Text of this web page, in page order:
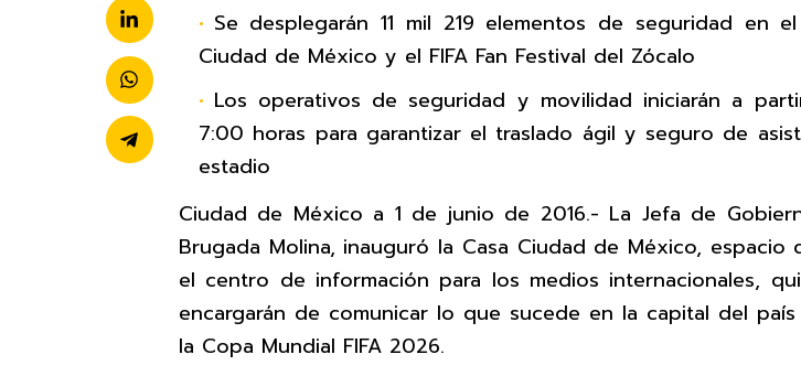
Se desplegarán 11 mil 219 elementos de seguridad en
Ciudad de México y el FIFA Fan Festival del Zócalo
Los operativos de seguridad y movilidad iniciarán a
7:00 horas para garantizar el traslado ágil y seguro de
estadio
Ciudad de México a 1 de junio de 2016.- La Jefa de
Brugada Molina, inauguró la Casa Ciudad de México, espacio
el centro de información para los medios internacionales,
encargarán de comunicar lo que sucede en la capital del
la Copa Mundial FIFA 2026.